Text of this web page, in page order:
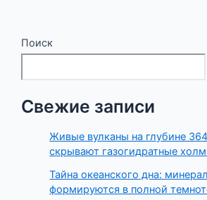
Поиск
Свежие записи
Живые вулканы на глубине
скрывают газогидратные
Тайна океанского дна:
формируются в полной